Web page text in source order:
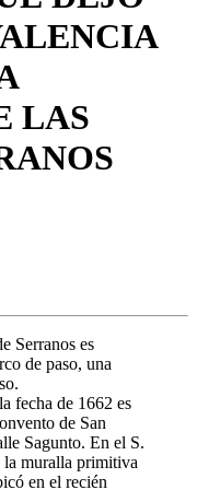
LAS
Serranos es
de paso, una
fecha de 1662 es
de San
Sagunto. En el S.
la muralla primitiva
en el recién